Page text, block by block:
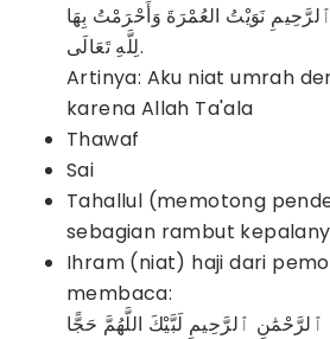
نَوَيْتُ العُمْرَةَ وَأَحْرَمْتُ بِهَا
لِلَّهِ تَعَالَى.
Artinya: Aku niat umrah
karena Allah Ta'ala
Thawaf
Sai
Tahallul (memotong
sebagian rambut
Ihram (niat) haji dari
membaca: